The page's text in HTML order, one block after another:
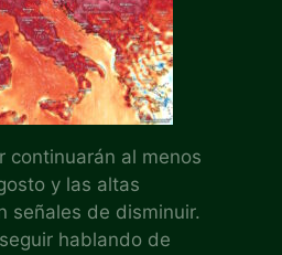
continuarán al menos
y las altas
señales de disminuir.
hablando de